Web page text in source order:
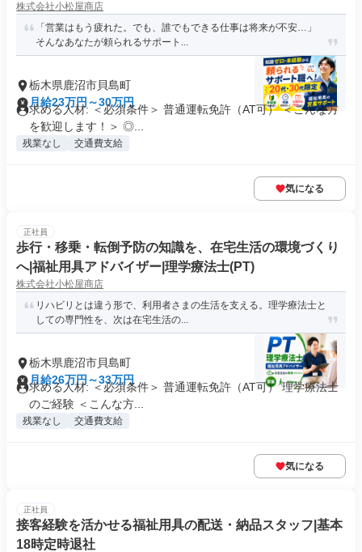
株式会社小松屋商店
「営業はもう疲れた。でも、誰でもできる仕事は将来が不安…」
そんなあなたが頼られるサポート...
栃木県鹿沼市貝島町
月給23万円～30万円
求める人材: ＜必須条件＞ 普通運転免許（AT可） ＜こんな方
を歓迎します！＞ ◎...
残業なし 交通費支給
気になる
正社員
歩行・移乗・転倒予防の知識を、在宅生活の環境づくり
へ|福祉用具アドバイザー|理学療法士(PT)
株式会社小松屋商店
リハビリとは違う形で、利用者さまの生活を支える。理学療法士と
しての専門性を、次は在宅生活の...
栃木県鹿沼市貝島町
月給26万円～33万円
求める人材: ＜必須条件＞ 普通運転免許（AT可） 理学療法士
のご経験 ＜こんな方...
残業なし 交通費支給
気になる
正社員
接客経験を活かせる福祉用具の配送・納品スタッフ|基本
18時定時退社